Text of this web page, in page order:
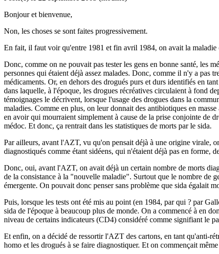
Bonjour et bienvenue,
Non, les choses se sont faites progressivement.
En fait, il faut voir qu'entre 1981 et fin avril 1984, on avait la
Donc, comme on ne pouvait pas tester les gens en bonne santé, les
personnes qui étaient déjà assez malades. Donc, comme il n'y a pas
médicaments. Or, en dehors des drogués purs et durs identifiés en
dans laquelle, à l'époque, les drogues récréatives circulaient à fond
témoignages le décrivent, lorsque l'usage des drogues dans la
maladies. Comme en plus, on leur donnait des antibiotiques en
en avoir qui mourraient simplement à cause de la prise conjointe de
médoc. Et donc, ça rentrait dans les statistiques de morts par le sida.
Par ailleurs, avant l'AZT, vu qu'on pensait déjà à une origine virale,
diagnostiqués comme étant sidéens, qui n'étaient déjà pas en forme,
Donc, oui, avant l'AZT, on avait déjà un certain nombre de morts
de la consistance à la "nouvelle maladie". Surtout que le nombre de
émergente. On pouvait donc penser sans problème que sida égalait
Puis, lorsque les tests ont été mis au point (en 1984, par qui ? par
sida de l'époque à beaucoup plus de monde. On a commencé à en
niveau de certains indicateurs (CD4) considéré comme signifiant le
Et enfin, on a décidé de ressortir l'AZT des cartons, en tant qu'anti-
homo et les drogués à se faire diagnostiquer. Et on commençait